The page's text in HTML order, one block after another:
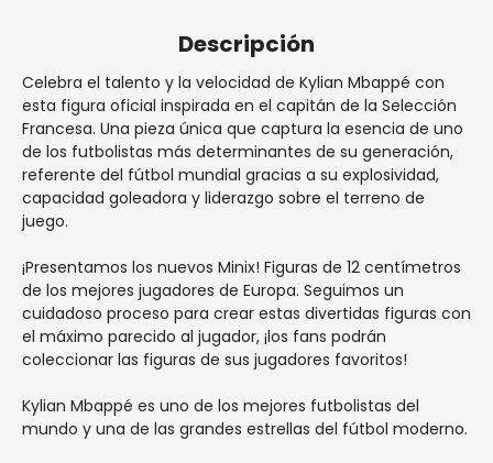
Descripción
Celebra el talento y la velocidad de Kylian Mbappé con
esta figura oficial inspirada en el capitán de la Selección
Francesa. Una pieza única que captura la esencia de uno
de los futbolistas más determinantes de su generación,
referente del fútbol mundial gracias a su explosividad,
capacidad goleadora y liderazgo sobre el terreno de
juego.
¡Presentamos los nuevos Minix! Figuras de 12 centímetros
de los mejores jugadores de Europa. Seguimos un
cuidadoso proceso para crear estas divertidas figuras con
el máximo parecido al jugador, ¡los fans podrán
coleccionar las figuras de sus jugadores favoritos!
Kylian Mbappé es uno de los mejores futbolistas del
mundo y una de las grandes estrellas del fútbol moderno.